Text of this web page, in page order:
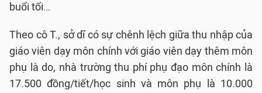
buổi tối…
Theo cô T., sở dĩ có sự chênh lệch giữa thu nhập của
giáo viên dạy môn chính với giáo viên dạy thêm môn
phụ là do, nhà trường thu phí phụ đạo môn chính là
17.500 đồng/tiết/học sinh và môn phụ là 10.000